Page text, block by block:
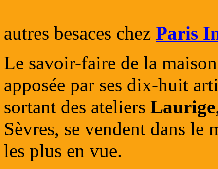
autres besaces chez Paris
Le savoir-faire de la
apposée par ses dix-huit
sortant des ateliers Laurige
Sèvres, se vendent dans le
les plus en vue.